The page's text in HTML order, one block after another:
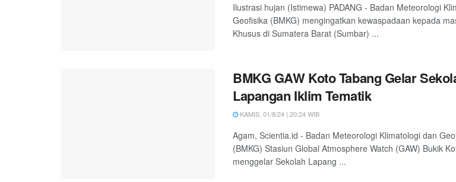
Ilustrasi hujan (Istimewa) PADANG - Badan Meteorologi
Geofisika (BMKG) mengingatkan kewaspadaan kepada
Khusus di Sumatera Barat (Sumbar) ...
BMKG GAW Koto Tabang Gelar
Lapangan Iklim Tematik
KAMIS, 01/8/24 | 20:24 WIB
Agam, Scientia.id - Badan Meteorologi Klimatologi dan
(BMKG) Stasiun Global Atmosphere Watch (GAW) Bukik
menggelar Sekolah Lapang ...